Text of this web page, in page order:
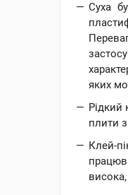
Суха
яких
Рідкий
плити
Клей-